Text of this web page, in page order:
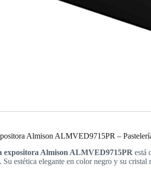
Almison ALMVED9715PR –
expositora Almison ALMVED9715PR está
Su estética elegante en color negro y su